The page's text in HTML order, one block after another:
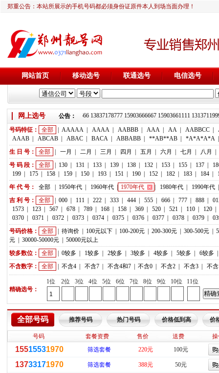
郑重公告：本站所展示的手机号码都必须身份证原件本人到场当面办理！
网站首页 移动选号 联通选号 电信选号
网上选号 公告：
靓号推荐：18236933666 13837178777 15903666667 15903661111
号码特征： 全部 AAAAA AAAA AABBB AAA AA AABBCC
AAAB
ABCAB ABAC BACA ABBABB **AB**AB *A*A*A*A
生 日 号：
全部 一月 二月 三月 四月 五月 六月 七月 八月
号 码 段：
全部 130 131 133 139 138 132 153 155 137
199
175 158 159 150 193 151 190 152 182 183 184
年 代 号：
全部 1950年代 1960年代 1970年代 1980年代 1990年代
吉 利 号：
全部 000 111 222 333 444 555 666 777 888
1573
123 567 678 789 168 158 369 520 521 110 120
0370
0371 0372 0373 0374 0375 0376 0377 0378 0379
号码价格：
全部 待询价 100元以下 100-200元 200-300元 300-500元
元
30000-50000元
50000元以上
较多数位：
全部 0较多 1较多 2较多 3较多 4较多 5较多 6较多
不含数字：
全部 不含4 不含7 不含4和7 不含0 不含2 不含3 不
精确选号：
1位 2位 3位 4位 5位 6位 7位 8位 9位 10位 11位
全部号码 推荐号码 热门号码 价格低到高 价
号码 套餐资费 售价 送费
15515531970 筛选套餐 220元 100元
13733171970 筛选套餐 388元 50元